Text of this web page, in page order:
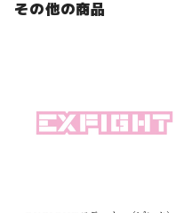
その他の商品